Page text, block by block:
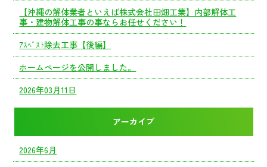
【沖縄の解体業者といえば株式会社田畑工業】内部解体工
事・建物解体工事の事ならお任せください！
ｱｽﾍﾞｽﾄ除去工事【後編】
ホームページを公開しました。
2026年03月11日
アーカイブ
2026年6月